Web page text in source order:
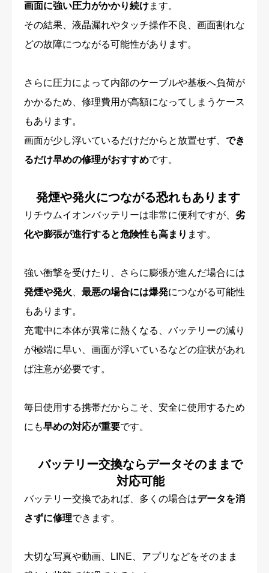
画面に強い圧力がかかり続けます。
その結果、液晶漏れやタッチ操作不良、画面割れな
どの故障につながる可能性があります。
さらに圧力によって内部のケーブルや基板へ負荷が
かかるため、修理費用が高額になってしまうケース
もあります。
画面が少し浮いているだけだからと放置せず、 でき
るだけ早めの修理がおすすめです。
発煙や発火につながる恐れもあります
リチウムイオンバッテリーは非常に便利ですが、 劣
化や膨張が進行すると危険性も高まり ます。
強い衝撃を受けたり、さらに膨張が進んだ場合には
発煙や発火
最悪の場合には爆発につながる可能性
もあります。
充電中に本体が異常に熱くなる、バッテリーの減り
が極端に早い、画面が浮いているなどの症状があれ
ば注意が必要です。
毎日使用する携帯だからこそ、安全に使用するため
にも早めの対応が重要です。
バッテリー交換ならデータそのままで
対応可能
バッテリー交換であれば、多くの場合はデータを消
さずに修理できます。
大切な写真や動画、LINE、アプリなどをそのまま